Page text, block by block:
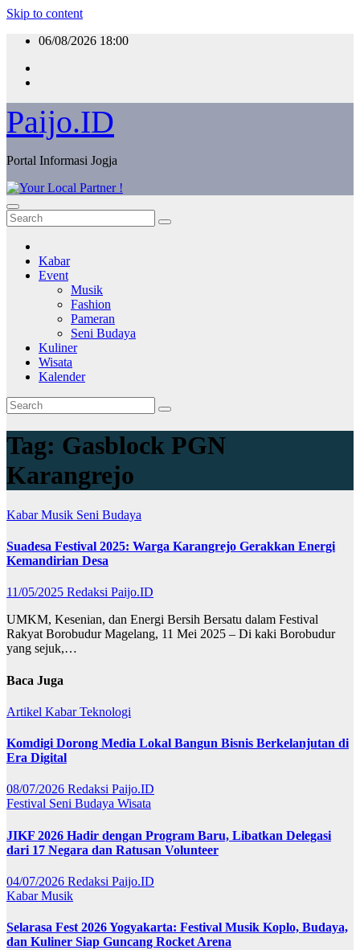
Skip to content
06/08/2026 18:00
Paijo.ID
Portal Informasi Jogja
Kabar
Event
Musik
Fashion
Pameran
Seni Budaya
Kuliner
Wisata
Kalender
Tag: Gasblock PGN
Karangrejo
KabarMusik Seni Budaya
Suadesa Festival 2025: Warga Karangrejo Gerakkan Energi
Kemandirian Desa
11/05/2025 Redaksi Paijo.ID
UMKM, Kesenian, dan Energi Bersih Bersatu dalam Festival
Rakyat Borobudur Magelang, 11 Mei 2025 – Di kaki Borobudur
yang sejuk,…
Baca Juga
Artikel KabarTeknologi
Komdigi Dorong Media Lokal Bangun Bisnis Berkelanjutan di
Era Digital
08/07/2026 Redaksi Paijo.ID
Festival Seni Budaya Wisata
JIKF 2026 Hadir dengan Program Baru, Libatkan Delegasi
dari 17 Negara dan Ratusan Volunteer
04/07/2026 Redaksi Paijo.ID
KabarMusik
Selarasa Fest 2026 Yogyakarta: Festival Musik Koplo, Budaya,
dan Kuliner Siap Guncang Rocket Arena